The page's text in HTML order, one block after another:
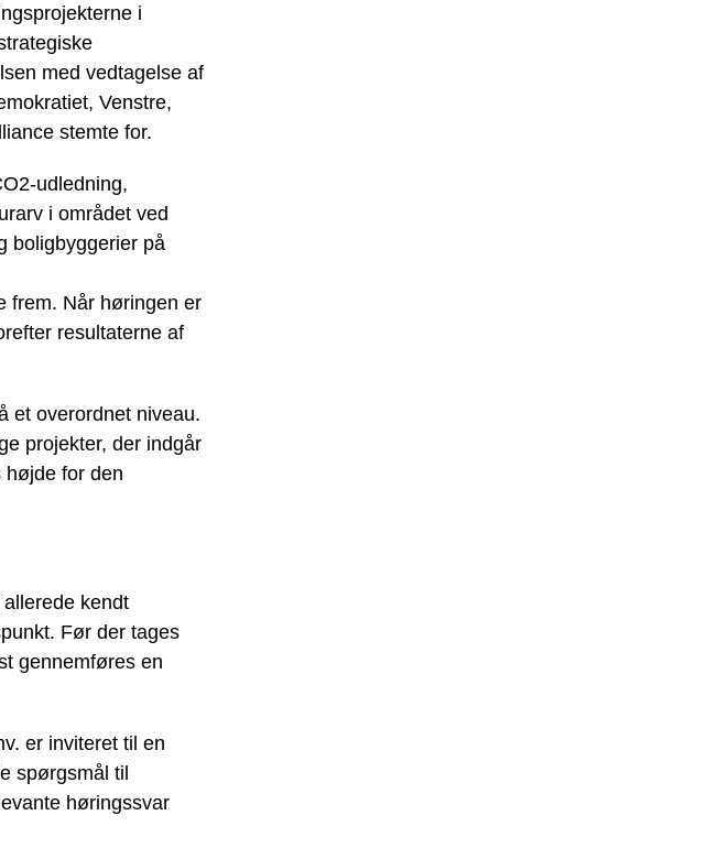
i
med vedtagelse af
Venstre,
stemte for.
udledning,
i området ved
boligbyggerier på
frem. Når høringen er
resultaterne af
et overordnet niveau.
projekter, der indgår
højde for den
kendt
Før der tages
gennemføres en
er inviteret til en
spørgsmål til
høringssvar